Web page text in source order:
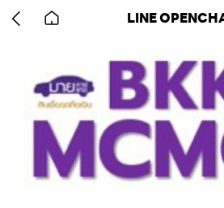
back LINE